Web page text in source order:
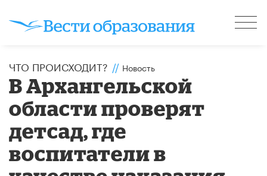
ЧТО ПРОИСХОДИТ? // Новость
В Архангельской
области проверят
детсад, где
воспитатели в